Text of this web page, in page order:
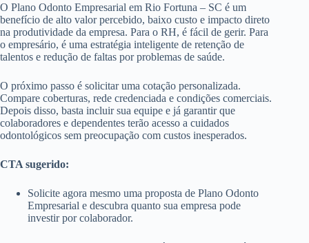
O Plano Odonto Empresarial em Rio Fortuna – SC é um
benefício de alto valor percebido, baixo custo e impacto direto
na produtividade da empresa. Para o RH, é fácil de gerir. Para
o empresário, é uma estratégia inteligente de retenção de
talentos e redução de faltas por problemas de saúde.
O próximo passo é solicitar uma cotação personalizada.
Compare coberturas, rede credenciada e condições comerciais.
Depois disso, basta incluir sua equipe e já garantir que
colaboradores e dependentes terão acesso a cuidados
odontológicos sem preocupação com custos inesperados.
CTA sugerido:
Solicite agora mesmo uma proposta de Plano Odonto
Empresarial e descubra quanto sua empresa pode
investir por colaborador.